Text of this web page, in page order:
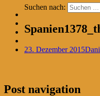
Suchen nach:
23. Dezember 2015
Post navigation